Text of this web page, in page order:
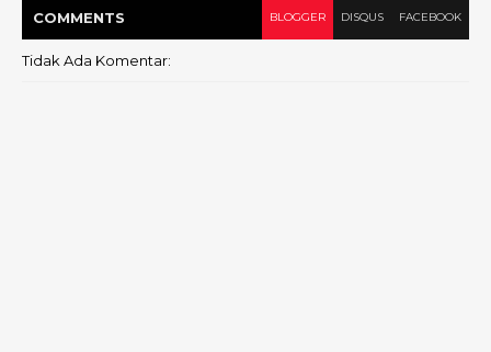
COMMENTS BLOGGER DISQUS FACEBOOK
Tidak Ada Komentar: